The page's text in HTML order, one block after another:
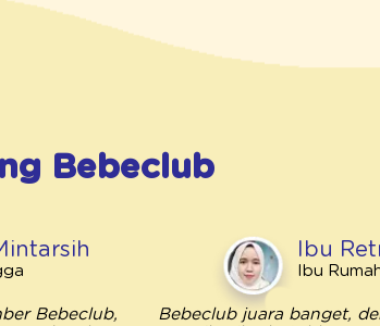
Bebeclub
Bebeclub,
Ibu
Ibu
Bebeclub juara banget,